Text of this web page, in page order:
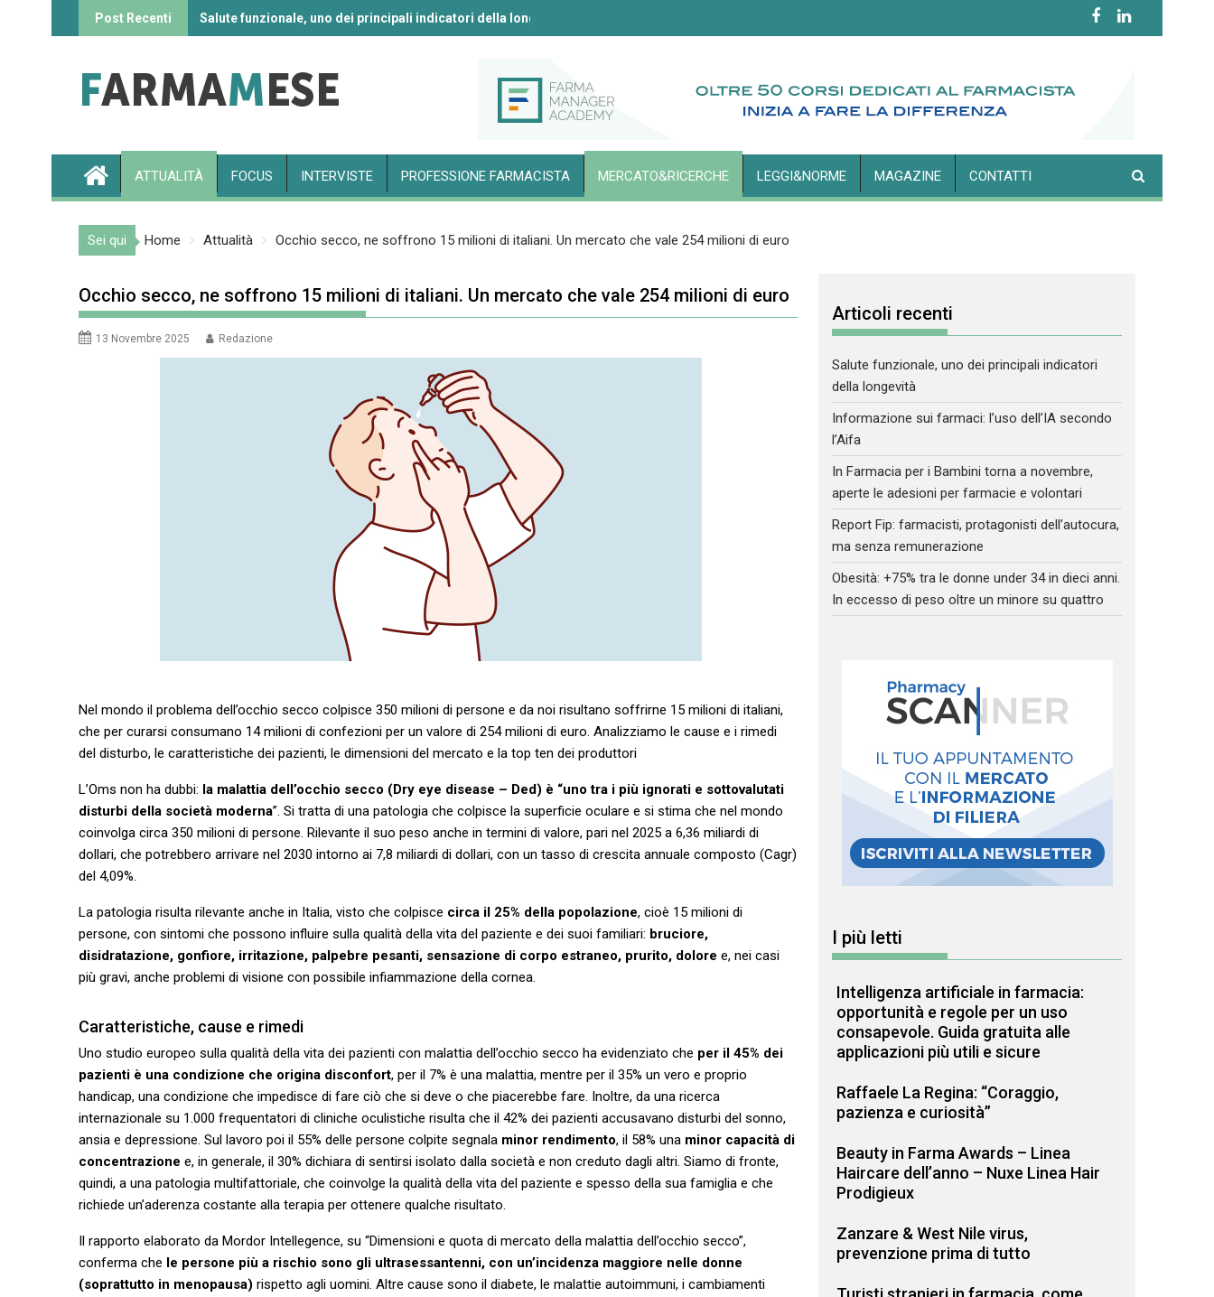
Post Recenti Salute funzionale, uno dei principali indicatori della longevità
Informazione sui farmaci: l’uso dell’IA secondo l’Aifa
ATTUALITÀ FOCUS INTERVISTE PROFESSIONE FARMACISTA MERCATO&RICERCHE LEGGI&NORME MAGAZINE CONTATTI
Sei qui Home Attualità Occhio secco, ne soffrono 15 milioni di italiani. Un mercato che vale 254 milioni di euro
Occhio secco, ne soffrono 15 milioni di italiani. Un mercato che vale 254 milioni di euro
13 Novembre 2025 Redazione
Nel mondo il problema dell’occhio secco colpisce 350 milioni di persone e da noi risultano soffrirne 15 milioni di italiani,
che per curarsi consumano 14 milioni di confezioni per un valore di 254 milioni di euro. Analizziamo le cause e i rimedi
del disturbo, le caratteristiche dei pazienti, le dimensioni del mercato e la top ten dei produttori
L’Oms non ha dubbi: la malattia dell’occhio secco (Dry eye disease – Ded) è “uno tra i più ignorati e sottovalutati
disturbi della società moderna”. Si tratta di una patologia che colpisce la superficie oculare e si stima che nel mondo
coinvolga circa 350 milioni di persone. Rilevante il suo peso anche in termini di valore, pari nel 2025 a 6,36 miliardi di
dollari, che potrebbero arrivare nel 2030 intorno ai 7,8 miliardi di dollari, con un tasso di crescita annuale composto (Cagr)
del 4,09%.
La patologia risulta rilevante anche in Italia, visto che colpisce circa il 25% della popolazione, cioè 15 milioni di
persone, con sintomi che possono influire sulla qualità della vita del paziente e dei suoi familiari: bruciore,
disidratazione, gonfiore, irritazione, palpebre pesanti, sensazione di corpo estraneo, prurito, dolore e, nei casi
più gravi, anche problemi di visione con possibile infiammazione della cornea.
Caratteristiche, cause e rimedi
Uno studio europeo sulla qualità della vita dei pazienti con malattia dell’occhio secco ha evidenziato che per il 45% dei
pazienti è una condizione che origina disconfort, per il 7% è una malattia, mentre per il 35% un vero e proprio
handicap, una condizione che impedisce di fare ciò che si deve o che piacerebbe fare. Inoltre, da una ricerca
internazionale su 1.000 frequentatori di cliniche oculistiche risulta che il 42% dei pazienti accusavano disturbi del sonno,
ansia e depressione. Sul lavoro poi il 55% delle persone colpite segnala minor rendimento, il 58% una minor capacità di
concentrazione e, in generale, il 30% dichiara di sentirsi isolato dalla società e non creduto dagli altri. Siamo di fronte,
quindi, a una patologia multifattoriale, che coinvolge la qualità della vita del paziente e spesso della sua famiglia e che
richiede un’aderenza costante alla terapia per ottenere qualche risultato.
Il rapporto elaborato da Mordor Intellegence, su “Dimensioni e quota di mercato della malattia dell’occhio secco”,
conferma che le persone più a rischio sono gli ultrasessantenni, con un’incidenza maggiore nelle donne
(soprattutto in menopausa) rispetto agli uomini. Altre cause sono il diabete, le malattie autoimmuni, i cambiamenti
Articoli recenti
Salute funzionale, uno dei principali indicatori
della longevità
Informazione sui farmaci: l’uso dell’IA secondo
l’Aifa
In Farmacia per i Bambini torna a novembre,
aperte le adesioni per farmacie e volontari
Report Fip: farmacisti, protagonisti dell’autocura,
ma senza remunerazione
Obesità: +75% tra le donne under 34 in dieci anni.
In eccesso di peso oltre un minore su quattro
I più letti
Intelligenza artificiale in farmacia:
opportunità e regole per un uso
consapevole. Guida gratuita alle
applicazioni più utili e sicure
Raffaele La Regina: “Coraggio,
pazienza e curiosità”
Beauty in Farma Awards – Linea
Haircare dell’anno – Nuxe Linea Hair
Prodigieux
Zanzare & West Nile virus,
prevenzione prima di tutto